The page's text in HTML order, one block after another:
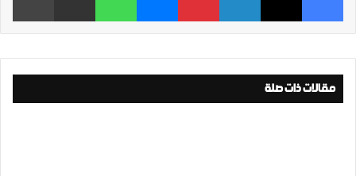
مقالات ذات صلة